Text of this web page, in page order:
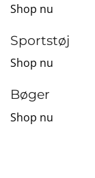
Shop nu
Sportstøj
Shop nu
Bøger
Shop nu